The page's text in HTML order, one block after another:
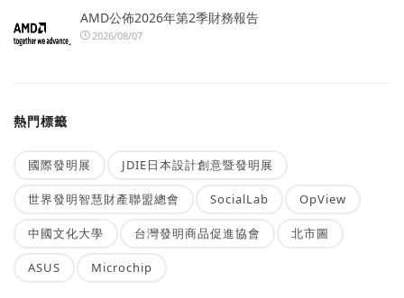
AMD公佈2026年第2季財務報告
2026/08/07
熱門標籤
國際發明展 JDIE日本設計創意暨發明展
世界發明智慧財產聯盟總會 SocialLab OpView
中國文化大學 台灣發明商品促進協會 北市圖
ASUS Microchip